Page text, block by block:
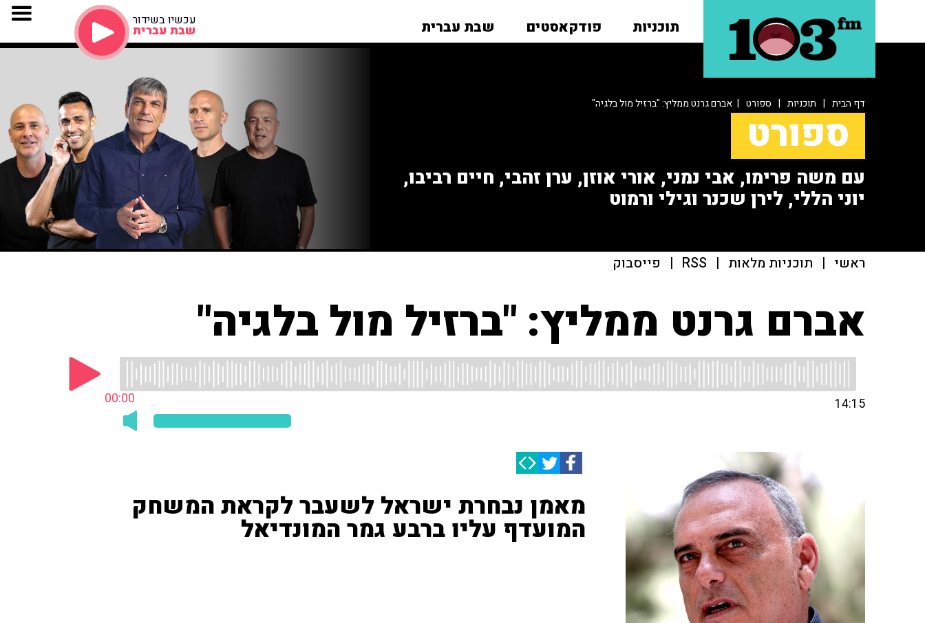
תוכניות פודקאסטים שבת עברית עכשיו בשידור
שבת עברית
דף הבית | תוכניות | ספורט | אברם גרנט ממליץ: "ברזיל מול בלגיה"
ספורט
עם משה פרימו, אבי נמני, אורי אוזן, ערן זהבי, חיים רביבו,
יוני הללי, לירן שכנר וגילי ורמוט
ראשי | תוכניות מלאות |
RSS
| פייסבוק
אברם גרנט ממליץ: "ברזיל מול בלגיה"
00:00 14:15
מאמן נבחרת ישראל לשעבר לקראת המשחק
המועדף עליו ברבע גמר המונדיאל